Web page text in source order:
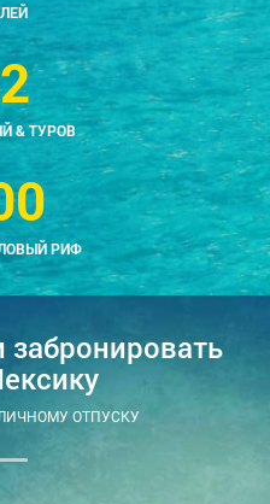
& ТУРОВ
РИФ
забронировать
ОТПУСКУ